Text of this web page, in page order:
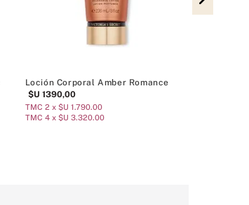
Loción Corporal Amber Romance
$U 1390,00
TMC 2 x $U 1.790.00
TMC 4 x $U 3.320.00
Loción
$U 1390